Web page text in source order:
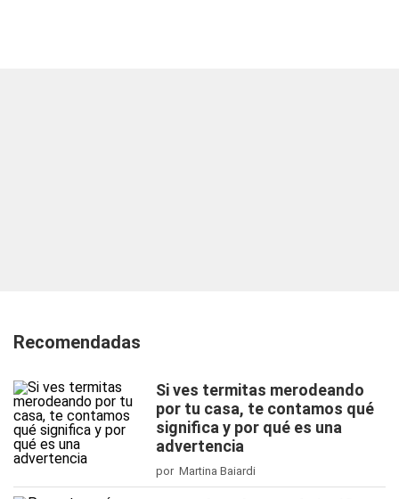
Recomendadas
Si ves termitas merodeando
por tu casa, te contamos qué
significa y por qué es una
advertencia
por Martina Baiardi